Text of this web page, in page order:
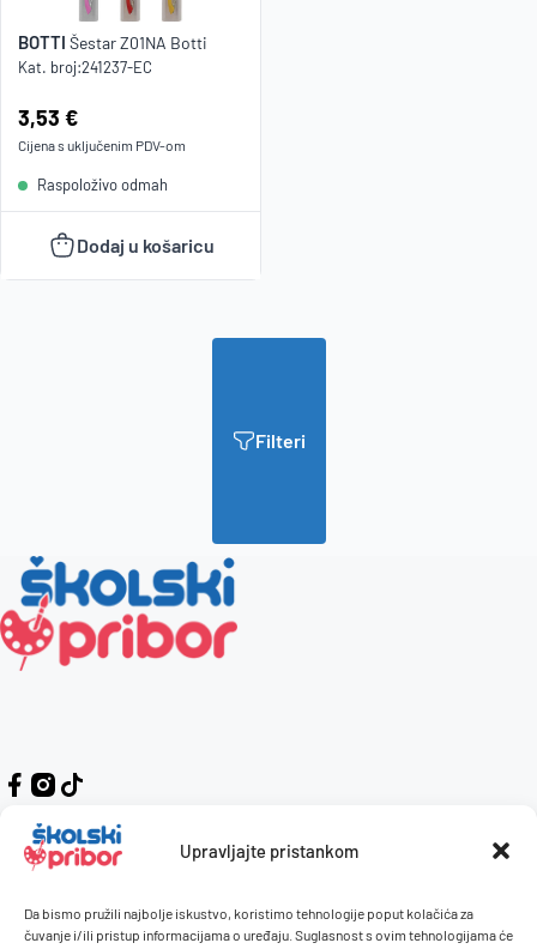
Upravljajte pristankom
Da bismo pružili najbolje iskustvo, koristimo tehnologije poput kolačića za
čuvanje i/ili pristup informacijama o uređaju. Suglasnost s ovim tehnologijama će
BOTTI Šestar Z01NA Botti
Kat. broj:241237-EC
Cijena:
3,53 €
Cijena s uključenim PDV-om
Raspoloživo odmah
Dodaj u košaricu
Filteri
Kontakt Naručivanje i plaćanje